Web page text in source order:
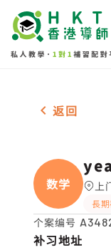
女-1名 year
返回
数学 上
長
个案编号
补习地址